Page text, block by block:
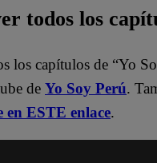
todos los
los capítulos de “Yo
de Yo Soy Perú.
en ESTE enlace.